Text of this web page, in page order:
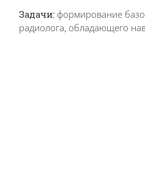
Задачи: формирование
радиолога, обладающего